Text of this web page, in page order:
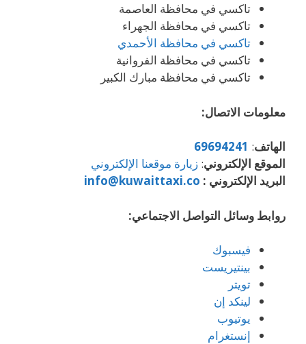
تاكسي في محافظة العاصمة
تاكسي في محافظة الجهراء
تاكسي في محافظة الأحمدي
تاكسي في محافظة الفروانية
تاكسي في محافظة مبارك الكبير
معلومات الاتصال:
الهاتف:
69694241
الموقع الإلكتروني: زيارة موقعنا الإلكتروني
البريد الإلكتروني : info@kuwaittaxi.co
روابط وسائل التواصل الاجتماعي:
فيسبوك
بينتيريست
تويتر
لينكد إن
يوتيوب
إنستغرام